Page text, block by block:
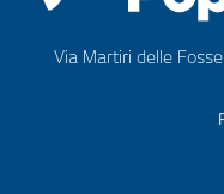
Via Martiri delle